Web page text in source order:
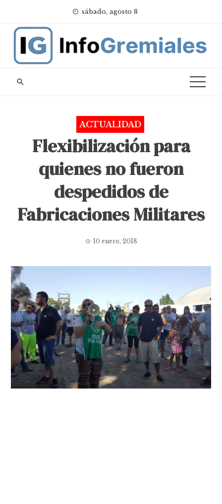
content
sábado, agosto 8
ACTUALIDAD
Flexibilización para
quienes no fueron
despedidos de
Fabricaciones Militares
10 enero, 2018